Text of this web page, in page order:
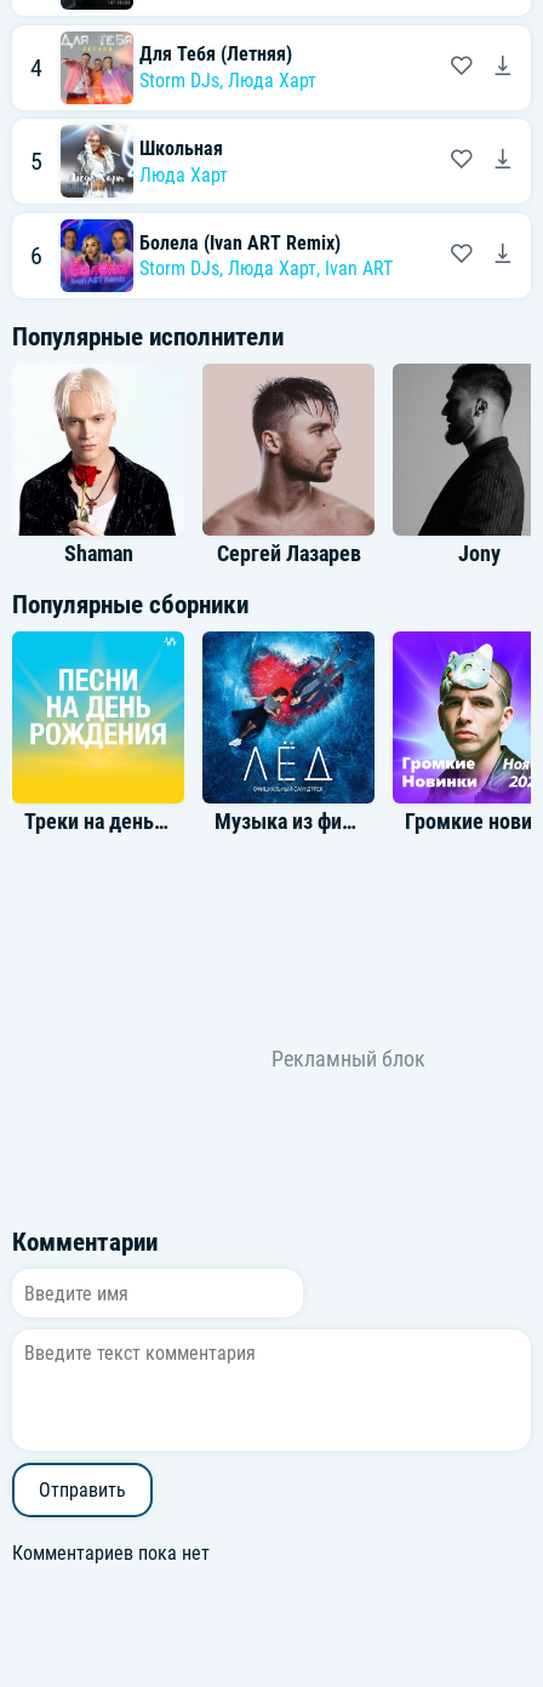
4
Для Тебя (Летняя)
Storm DJs, Люда Харт
5
Школьная
Люда Харт
6
Болела (Ivan ART Remix)
Storm DJs, Люда Харт, Ivan ART
Популярные исполнители
Shaman Сергей Лазарев Jony
Популярные сборники
Треки на день рождения Музыка из фильма Лед
Комментарии
Отправить
Комментариев пока нет